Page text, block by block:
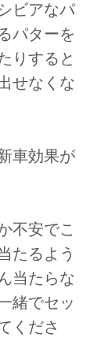
ビアなパ
パターを
りすると
せなくな
車効果が
不安でこ
たるよう
当たらな
緒でセッ
くださ